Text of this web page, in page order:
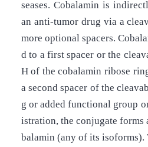
seases. Cobalamin is
an anti-tumor drug via a
more optional spacers.
d to a first spacer or the
H of the cobalamin ribose
a second spacer of the
g or added functional group
istration, the conjugate forms
balamin (any of its isoforms).